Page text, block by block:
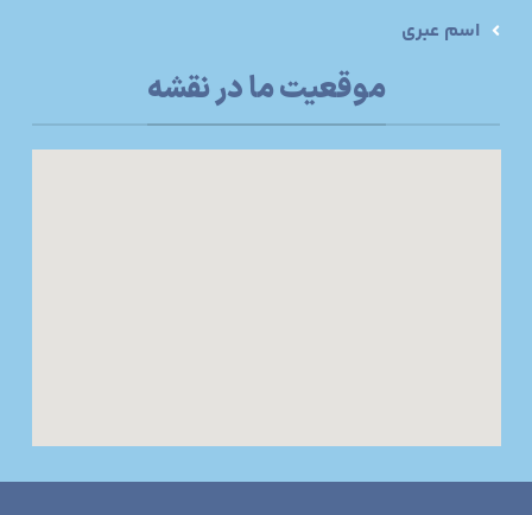
اسم عبری
موقعیت ما در نقشه